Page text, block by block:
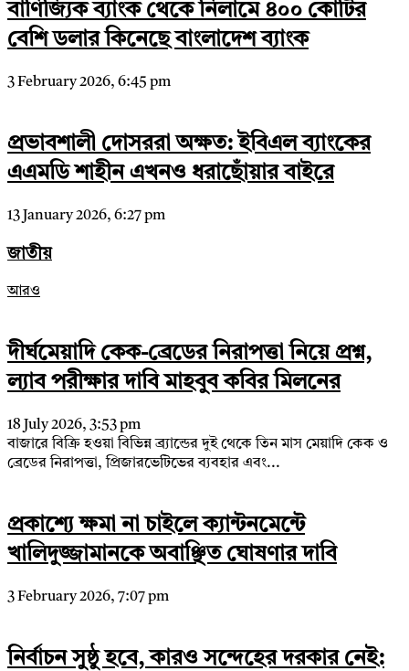
বাণিজ্যিক ব্যাংক থেকে নিলামে ৪০০ কোটির
বেশি ডলার কিনেছে বাংলাদেশ ব্যাংক
3 February 2026, 6:45 pm
প্রভাবশালী দোসররা অক্ষত: ইবিএল ব্যাংকের
এএমডি শাহীন এখনও ধরাছোঁয়ার বাইরে
13 January 2026, 6:27 pm
জাতীয়
আরও
দীর্ঘমেয়াদি কেক-ব্রেডের নিরাপত্তা নিয়ে প্রশ্ন,
ল্যাব পরীক্ষার দাবি মাহবুব কবির মিলনের
18 July 2026, 3:53 pm
বাজারে বিক্রি হওয়া বিভিন্ন ব্র্যান্ডের দুই থেকে তিন মাস মেয়াদি কেক ও
ব্রেডের নিরাপত্তা, প্রিজারভেটিভের ব্যবহার এবং...
প্রকাশ্যে ক্ষমা না চাইলে ক্যান্টনমেন্টে
খালিদুজ্জামানকে অবাঞ্ছিত ঘোষণার দাবি
3 February 2026, 7:07 pm
নির্বাচন সুষ্ঠু হবে, কারও সন্দেহের দরকার নেই: